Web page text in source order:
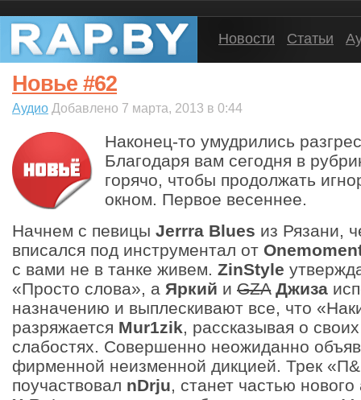
Новости Статьи
Новье #62
Аудио Добавлено 7 марта, 2013 в 0:44
Наконец-то умудрились
Благодаря вам сегодня в
горячо, чтобы продолжать
окном. Первое весеннее.
Начнем с певицы Jerrra Blues из Рязани,
вписался под инструментал от
с вами не в танке живем. ZinStyle
«Просто слова», а Яркий и GZA Джиза
назначению и выплескивают все, что
разряжается Mur1zik, рассказывая о
слабостях. Совершенно неожиданно
фирменной неизменной дикцией. Трек
поучаствовал nDrju, станет частью